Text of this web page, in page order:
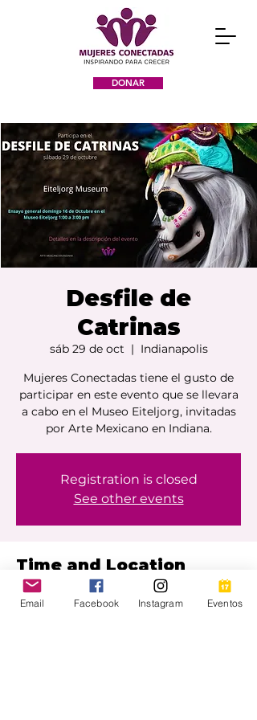
DONAR
Desfile de
Catrinas
sáb 29 de oct
  |
Indianapolis
Mujeres Conectadas tiene el gusto de
participar en este evento que se llevara
a cabo en el Museo Eiteljorg, invitadas
por Arte Mexicano en Indiana.
Registration is closed
See other events
Time and Location
29 oct 2022, 10:00 a.m.
Indianapolis, 500 W Washington St,
Email Facebook Instagram Eventos